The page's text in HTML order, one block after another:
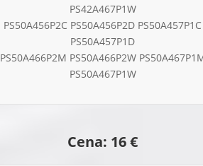
PS42A467P1W
PS50A456P2C PS50A456P2D PS50A457P1C
PS50A457P1D
PS50A466P2M PS50A466P2W
PS50A467P1W
Cena: 16 €